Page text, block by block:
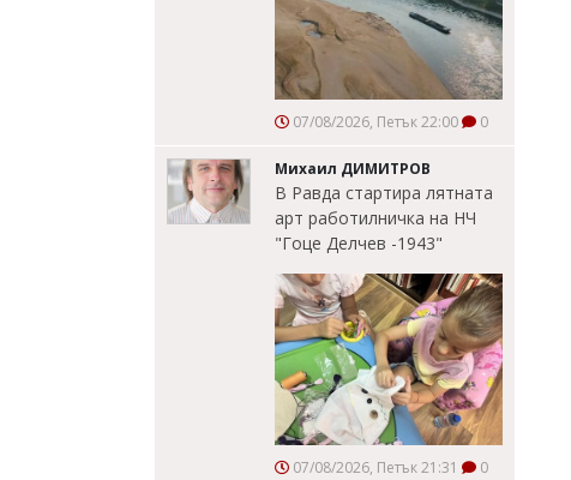
07/08/2026, Петък 22:00 0
Михаил ДИМИТРОВ
В Равда стартира лятната
арт работилничка на НЧ
"Гоце Делчев -1943"
07/08/2026, Петък 21:31 0